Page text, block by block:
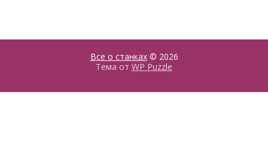
Все о станках© 2026
Тема от WP Puzzle